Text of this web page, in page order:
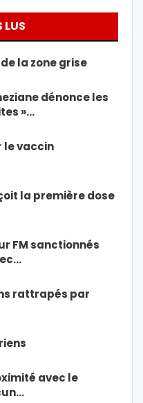
LUS
la zone grise
dénonce les
»…
le vaccin
la première dose
FM sanctionnés
rattrapés par
avec le